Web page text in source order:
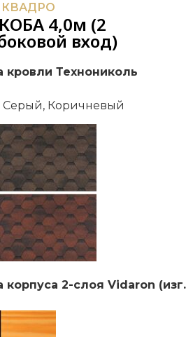
4,0м (2
вход)
кровли Технониколь
Коричневый
корпуса 2-слоя Vidaron (изг.